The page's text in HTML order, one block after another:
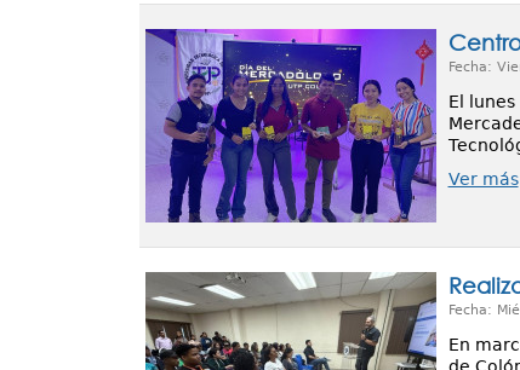
Fecha:
El
Ver más
Fecha:
En